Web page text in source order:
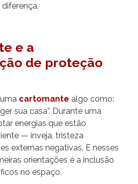
e a
de proteção
cartomante algo como:
sua casa”. Durante uma
energias que estão
— inveja, tristeza
externas negativas. E nesses
orientações é a inclusão
no espaço.